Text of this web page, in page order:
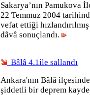
Sakarya’nın Pamukova
22 Temmuz 2004
vefat ettiği
dâvâ sonuçlandı.
Bâlâ 4.1ile sallandı
Ankara'nın Bâlâ
şiddetli bir deprem